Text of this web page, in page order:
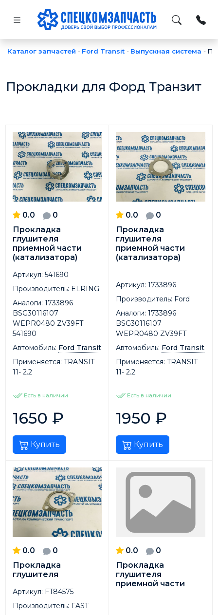
Каталог запчастей - Ford Transit - Выпускная система -
Прокладки для Форд Транзит
0.0
0
Прокладка
глушителя
приемной части
(катализатора)
Артикул: 541690
Производитель: ELRING
Аналоги: 1733896
BSG30116107
WEPR0480 ZV39FT
541690
Автомобиль: Ford Transit
Применяется: TRANSIT
11- 2.2
Есть в наличии
1650 ₽
Купить
0.0
0
Прокладка
глушителя
приемной части
(катализатора)
Артикул: 1733896
Производитель: Ford
Аналоги: 1733896
BSG30116107
WEPR0480 ZV39FT
Автомобиль: Ford Transit
Применяется: TRANSIT
11- 2.2
Есть в наличии
1950 ₽
Купить
0.0
0
Прокладка
глушителя
Артикул: FT84575
Производитель: FAST
0.0
0
Прокладка
глушителя
приемной части